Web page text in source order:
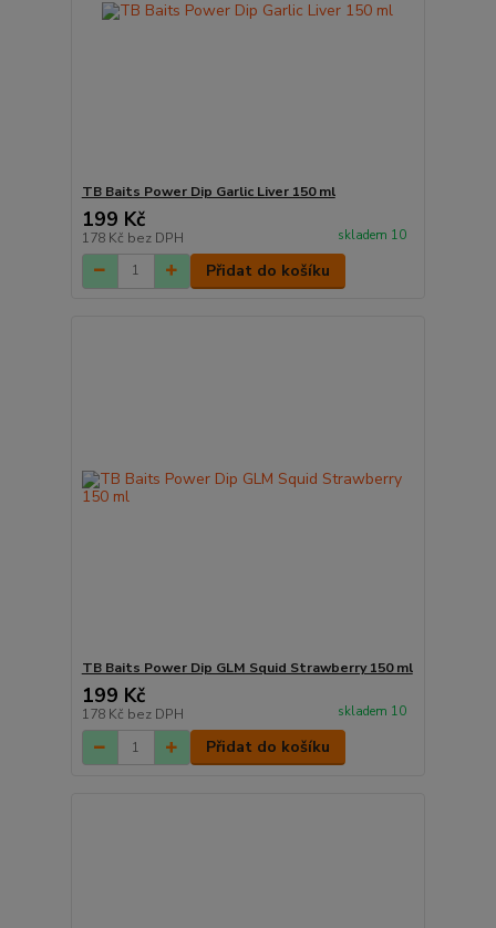
TB Baits Power Dip Garlic Liver 150 ml
199 Kč
178 Kč bez DPH skladem 10
Přidat do košíku
TB Baits Power Dip GLM Squid Strawberry 150 ml
199 Kč
178 Kč bez DPH skladem 10
Přidat do košíku